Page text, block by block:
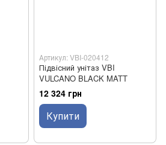
Артикул: VBI-020412
Підвісний унітаз VBI
VULCANO BLACK MATT
12 324 грн
Купити